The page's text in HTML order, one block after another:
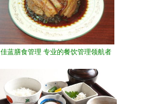
佳蓝膳食管理 专业的餐饮管理领航者